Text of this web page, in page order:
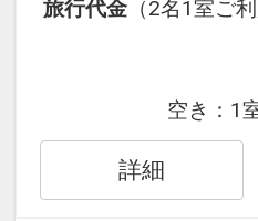
●「食事なしプラン
めのうえ、ご予約
設定期間：2026年4
30日
旅行代金 （2名1室ご
空き： 1
詳細